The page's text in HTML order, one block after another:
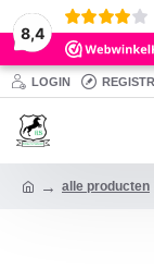
8,4
LOGIN
alle producten